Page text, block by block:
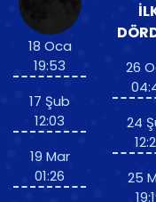
18 Oca
19:53
17 Şub
12:03
19 Mar
01:26
26
24
25